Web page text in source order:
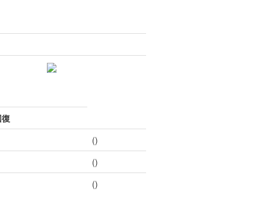
()
()
()